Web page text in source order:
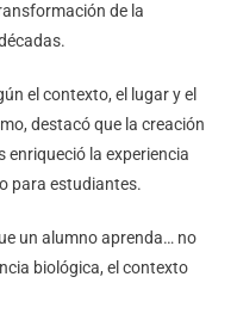
de la
el contexto, el lugar y el
destacó que la creación
enriqueció la experiencia
para estudiantes.
un alumno aprenda… no
biológica, el contexto